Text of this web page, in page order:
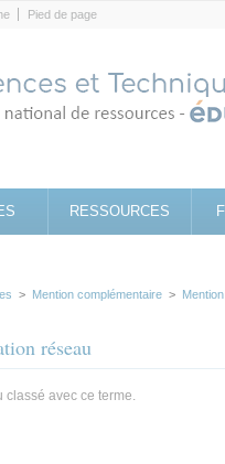
Pied de page
RESSOURCES
> Mention complémentaire >
réseau
classé avec ce terme.